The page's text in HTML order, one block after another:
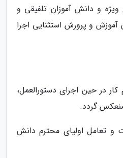
ویژه و دانش آموزان تلفیقی و
و پرورش استثنایی اجرا
کار در حین اجرای دستورالعمل،
گردد.
و تعامل اولیای محترم دانش